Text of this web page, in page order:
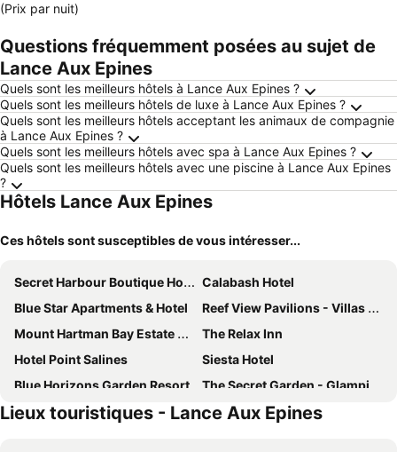
(Prix par nuit)
Questions fréquemment posées au sujet de
Lance Aux Epines
Quels sont les meilleurs hôtels à Lance Aux Epines ?
Quels sont les meilleurs hôtels de luxe à Lance Aux Epines ?
Quels sont les meilleurs hôtels acceptant les animaux de compagnie
à Lance Aux Epines ?
Quels sont les meilleurs hôtels avec spa à Lance Aux Epines ?
Quels sont les meilleurs hôtels avec une piscine à Lance Aux Epines
?
Hôtels Lance Aux Epines
Ces hôtels sont susceptibles de vous intéresser...
Secret Harbour Boutique Hotel and Marina
Calabash Hotel
Blue Star Apartments & Hotel
Reef View Pavilions - Villas & Condos
Mount Hartman Bay Estate Private Resort
The Relax Inn
Hotel Point Salines
Siesta Hotel
Blue Horizons Garden Resort
The Secret Garden - Glamping Grenada
Allamanda Beach Resort
Silversands Beach House
Lieux touristiques - Lance Aux Epines